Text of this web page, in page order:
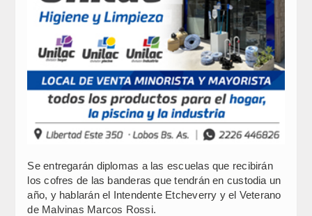
Se entregarán diplomas a las escuelas que recibirán
los cofres de las banderas que tendrán en custodia un
año, y hablarán el Intendente Etcheverry y el Veterano
de Malvinas Marcos Rossi.